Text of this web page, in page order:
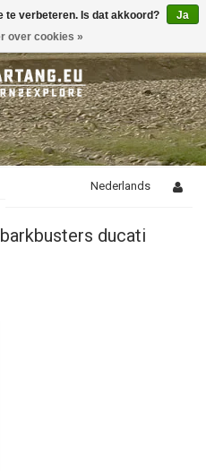
Nederlands
ducati
te verbeteren. Is dat akkoord?
Ja
over cookies »